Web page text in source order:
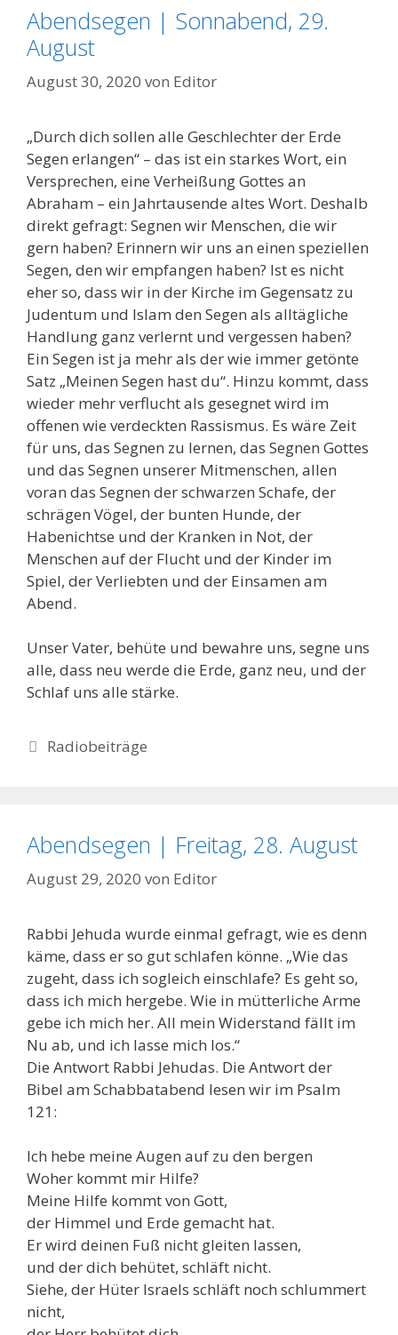
Abendsegen | Sonnabend, 29.
August
August 30, 2020 von Editor
„Durch dich sollen alle Geschlechter der Erde
Segen erlangen“ – das ist ein starkes Wort, ein
Versprechen, eine Verheißung Gottes an
Abraham – ein Jahrtausende altes Wort. Deshalb
direkt gefragt: Segnen wir Menschen, die wir
gern haben? Erinnern wir uns an einen speziellen
Segen, den wir empfangen haben? Ist es nicht
eher so, dass wir in der Kirche im Gegensatz zu
Judentum und Islam den Segen als alltägliche
Handlung ganz verlernt und vergessen haben?
Ein Segen ist ja mehr als der wie immer getönte
Satz „Meinen Segen hast du“. Hinzu kommt, dass
wieder mehr verflucht als gesegnet wird im
offenen wie verdeckten Rassismus. Es wäre Zeit
für uns, das Segnen zu lernen, das Segnen Gottes
und das Segnen unserer Mitmenschen, allen
voran das Segnen der schwarzen Schafe, der
schrägen Vögel, der bunten Hunde, der
Habenichtse und der Kranken in Not, der
Menschen auf der Flucht und der Kinder im
Spiel, der Verliebten und der Einsamen am
Abend.
Unser Vater, behüte und bewahre uns, segne uns
alle, dass neu werde die Erde, ganz neu, und der
Schlaf uns alle stärke.
Kategorien
Radiobeiträge
Abendsegen | Freitag, 28. August
August 29, 2020 von Editor
Rabbi Jehuda wurde einmal gefragt, wie es denn
käme, dass er so gut schlafen könne. „Wie das
zugeht, dass ich sogleich einschlafe? Es geht so,
dass ich mich hergebe. Wie in mütterliche Arme
gebe ich mich her. All mein Widerstand fällt im
Nu ab, und ich lasse mich los.“
Die Antwort Rabbi Jehudas. Die Antwort der
Bibel am Schabbatabend lesen wir im Psalm
121:
Ich hebe meine Augen auf zu den bergen
Woher kommt mir Hilfe?
Meine Hilfe kommt von Gott,
der Himmel und Erde gemacht hat.
Er wird deinen Fuß nicht gleiten lassen,
und der dich behütet, schläft nicht.
Siehe, der Hüter Israels schläft noch schlummert
nicht,